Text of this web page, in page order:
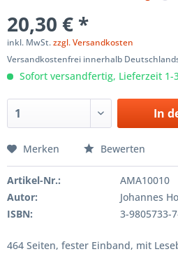
20,30 € *
inkl. MwSt.zzgl. Versandkosten
Versandkostenfrei innerhalb
Sofort versandfertig, Lieferzeit 1-
In
Merken Bewerten
Artikel-Nr.:
AMA10010
Autor:
Johannes
ISBN:
3-9805733-
464 Seiten, fester Einband, mit